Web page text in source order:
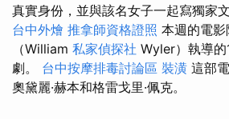
真實身份，並與該名女子一起寫獨家
台中外燴 推拿師資格證照 本週的電影
（William 私家偵探社 Wyler）執導
劇。 台中按摩排毒討論區 裝潢 這部
奧黛麗·赫本和格雷戈里·佩克。